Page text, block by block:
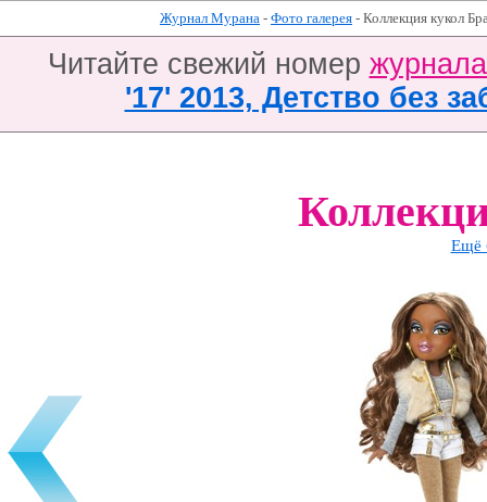
Журнал Мурана - Фото галерея - Коллекция кукол
Читайте свежий номер
'17' 2013, Детство без
Ещё